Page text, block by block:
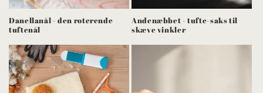
Danellanål - den roterende
tuftenål
Andenæbbet - tufte-saks til
skæve vinkler